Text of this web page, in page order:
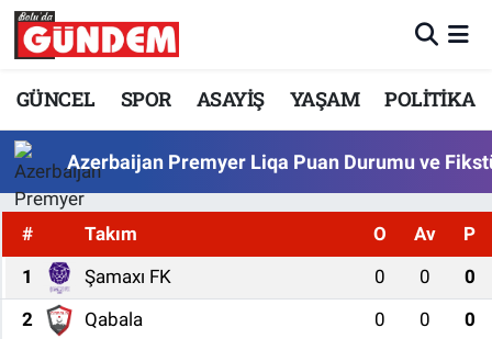
GÜNCEL SPOR ASAYİŞ YAŞAM POLİTİKA
Azerbaijan Premyer Liqa Puan Durumu ve
# Takım O Av
P
1
Şamaxı FK 0 0
0
2
Qabala 0 0
0
Merkez Nöbetçi Eczaneler
Merkez Trafik Yoğunluk Haritası
Süper Lig Puan Durumu ve Fikstür
Tüm Manşetler